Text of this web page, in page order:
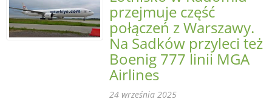
przejmuje część
połączeń z Warszawy.
Na Sadków przyleci też
Boenig 777 linii MGA
Airlines
24 września 2025